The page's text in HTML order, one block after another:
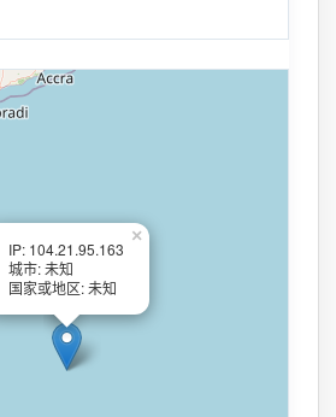
IP: 104.21.95.163
城市: 未知
国家或地区: 未知
×